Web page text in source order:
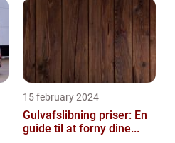
15 february 2024
Gulvafslibning priser: En
guide til at forny dine...